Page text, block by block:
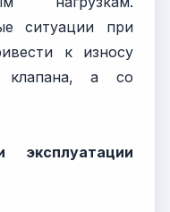
ситуации при
к износу
а со
эксплуатации